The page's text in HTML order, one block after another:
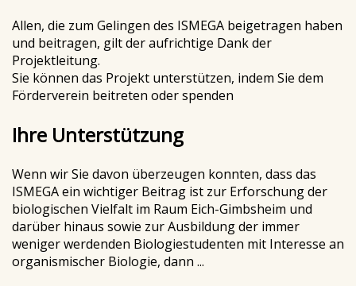
Allen, die zum Gelingen des ISMEGA beigetragen haben
und beitragen, gilt der aufrichtige Dank der
Projektleitung.
Sie können das Projekt unterstützen, indem Sie dem
Förderverein beitreten oder spenden
Ihre Unterstützung
Wenn wir Sie davon überzeugen konnten, dass das
ISMEGA ein wichtiger Beitrag ist zur Erforschung der
biologischen Vielfalt im Raum Eich-Gimbsheim und
darüber hinaus sowie zur Ausbildung der immer
weniger werdenden Biologiestudenten mit Interesse an
organismischer Biologie, dann ...